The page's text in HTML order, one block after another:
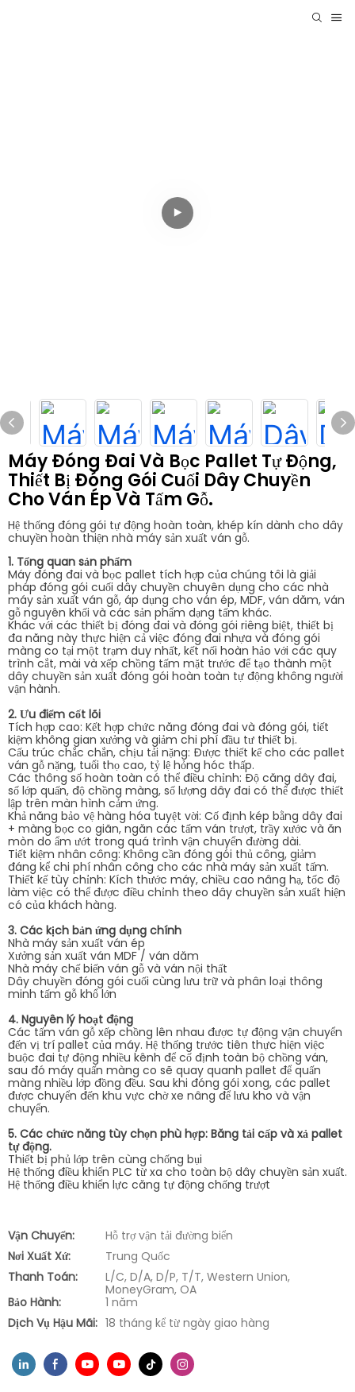
Máy Đóng Đai Và Bọc Pallet Tự Động,
Thiết Bị Đóng Gói Cuối Dây Chuyền
Cho Ván Ép Và Tấm Gỗ.
Hệ thống đóng gói tự động hoàn toàn, khép kín dành cho dây
chuyền hoàn thiện nhà máy sản xuất ván gỗ.
1. Tổng quan sản phẩm
Máy đóng đai và bọc pallet tích hợp của chúng tôi là giải
pháp đóng gói cuối dây chuyền chuyên dụng cho các nhà
máy sản xuất ván gỗ, áp dụng cho ván ép, MDF, ván dăm, ván
gỗ nguyên khối và các sản phẩm dạng tấm khác.
Khác với các thiết bị đóng đai và đóng gói riêng biệt, thiết bị
đa năng này thực hiện cả việc đóng đai nhựa và đóng gói
màng co tại một trạm duy nhất, kết nối hoàn hảo với các quy
trình cắt, mài và xếp chồng tấm mặt trước để tạo thành một
dây chuyền sản xuất đóng gói hoàn toàn tự động không người
vận hành.
2. Ưu điểm cốt lõi
Tích hợp cao: Kết hợp chức năng đóng đai và đóng gói, tiết
kiệm không gian xưởng và giảm chi phí đầu tư thiết bị.
Cấu trúc chắc chắn, chịu tải nặng: Được thiết kế cho các pallet
ván gỗ nặng, tuổi thọ cao, tỷ lệ hỏng hóc thấp.
Các thông số hoàn toàn có thể điều chỉnh: Độ căng dây đai,
số lớp quấn, độ chồng màng, số lượng dây đai có thể được thiết
lập trên màn hình cảm ứng.
Khả năng bảo vệ hàng hóa tuyệt vời: Cố định kép bằng dây đai
+ màng bọc co giãn, ngăn các tấm ván trượt, trầy xước và ăn
mòn do ẩm ướt trong quá trình vận chuyển đường dài.
Tiết kiệm nhân công: Không cần đóng gói thủ công, giảm
đáng kể chi phí nhân công cho các nhà máy sản xuất tấm.
Thiết kế tùy chỉnh: Kích thước máy, chiều cao nâng hạ, tốc độ
làm việc có thể được điều chỉnh theo dây chuyền sản xuất hiện
có của khách hàng.
3. Các kịch bản ứng dụng chính
Nhà máy sản xuất ván ép
Xưởng sản xuất ván MDF / ván dăm
Nhà máy chế biến ván gỗ và ván nội thất
Dây chuyền đóng gói cuối cùng lưu trữ và phân loại thông
minh tấm gỗ khổ lớn
4. Nguyên lý hoạt động
Các tấm ván gỗ xếp chồng lên nhau được tự động vận chuyển
đến vị trí pallet của máy. Hệ thống trước tiên thực hiện việc
buộc đai tự động nhiều kênh để cố định toàn bộ chồng ván,
sau đó máy quấn màng co sẽ quay quanh pallet để quấn
màng nhiều lớp đồng đều. Sau khi đóng gói xong, các pallet
được chuyển đến khu vực chờ xe nâng để lưu kho và vận
chuyển.
5. Các chức năng tùy chọn phù hợp: Băng tải cấp và xả pallet
tự động.
Thiết bị phủ lớp trên cùng chống bụi
Hệ thống điều khiển PLC từ xa cho toàn bộ dây chuyền sản xuất.
Hệ thống điều khiển lực căng tự động chống trượt
Vận Chuyển:
Hỗ trợ vận tải đường biển
Nơi Xuất Xứ:
Trung Quốc
Thanh Toán:
L/C, D/A, D/P, T/T, Western Union,
MoneyGram, OA
Bảo Hành:
1 năm
Dịch Vụ Hậu Mãi: 18 tháng kể từ ngày giao hàng